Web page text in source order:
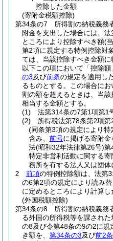
控除した金額
(寄附金税額控除)
第34条の7
所得割の納税義務
附金を支出した場合には、
ところにより控除すべき額(
第2項に規定する特例控除対
ては、当該控除すべき金額に
以下この項において「控除
の3及び前条の規定を適用し
るものとする。
この場合に
割の額を超えるときは、当
相当する金額とする。
(1)
法第314条の7第1項第1
(2)
所得税法第78条第2項
(同条第3項の規定により
含み、 前号に掲げる寄附金
法(昭和32年法律第26号)第
特定非営利活動に関する
務所を有する法人又は団
2
前項の特例控除額は、法第
の6第2項の規定により読み
に定めるところにより計算し
(外国税額控除)
第34条の8
所得割の納税義務
る外国の所得税等を課され
の8及び令第48条の9の2に
き額を、 第34条の3及び前2条